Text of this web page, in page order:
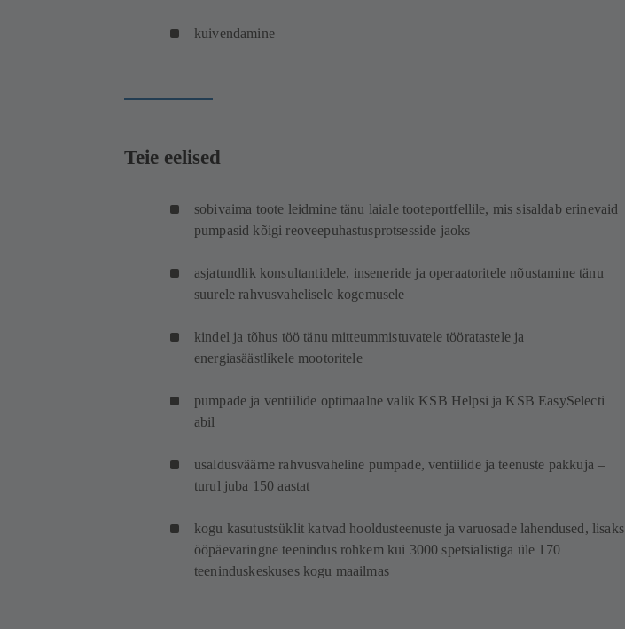
kuivendamine
Teie eelised
sobivaima toote leidmine tänu laiale tooteportfellile, mis sisaldab erinevaid
pumpasid kõigi reoveepuhastusprotsesside jaoks
asjatundlik konsultantidele, inseneride ja operaatoritele nõustamine tänu
suurele rahvusvahelisele kogemusele
kindel ja tõhus töö tänu mitteummistuvatele tööratastele ja
energiasäästlikele mootoritele
pumpade ja ventiilide optimaalne valik KSB Helpsi ja KSB EasySelecti
abil
usaldusväärne rahvusvaheline pumpade, ventiilide ja teenuste pakkuja –
turul juba 150 aastat
kogu kasutustsüklit katvad hooldusteenuste ja varuosade lahendused, lisaks
ööpäevaringne teenindus rohkem kui 3000 spetsialistiga üle 170
teeninduskeskuses kogu maailmas